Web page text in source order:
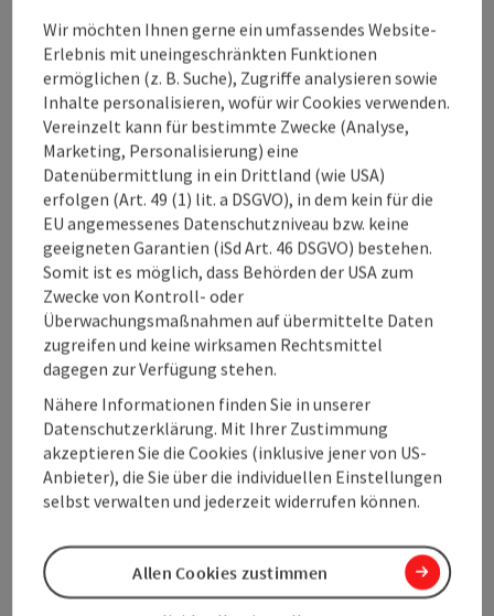
Öffnungszeiten
Küche
Ausstattung
Preise
Anreise/Lage
Eignung
Barrierefreiheit
Beitrag merken
Wir möchten Ihnen gerne ein umfassendes Website-
Erlebnis mit uneingeschränkten Funktionen
ermöglichen (z. B. Suche), Zugriffe analysieren sowie
Inhalte personalisieren, wofür wir Cookies verwenden.
Vereinzelt kann für bestimmte Zwecke (Analyse,
Marketing, Personalisierung) eine
Datenübermittlung in ein Drittland (wie USA)
erfolgen (Art. 49 (1) lit. a DSGVO), in dem kein für die
EU angemessenes Datenschutzniveau bzw. keine
geeigneten Garantien (iSd Art. 46 DSGVO) bestehen.
Somit ist es möglich, dass Behörden der USA zum
Zwecke von Kontroll- oder
Überwachungsmaßnahmen auf übermittelte Daten
zugreifen und keine wirksamen Rechtsmittel
dagegen zur Verfügung stehen.
Nähere Informationen finden Sie in unserer
Datenschutzerklärung. Mit Ihrer Zustimmung
akzeptieren Sie die Cookies (inklusive jener von US-
Anbieter), die Sie über die individuellen Einstellungen
selbst verwalten und jederzeit widerrufen können.
Allen Cookies zustimmen